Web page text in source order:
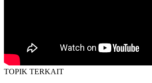
TOPIK TERKAIT